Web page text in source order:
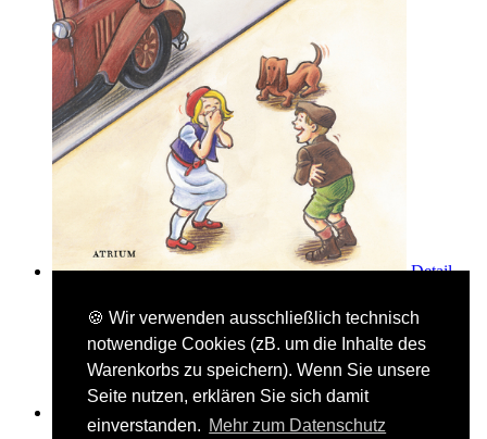
🍪 Wir verwenden ausschließlich technisch
notwendige Cookies (zB. um die Inhalte des
Warenkorbs zu speichern). Wenn Sie unsere
Seite nutzen, erklären Sie sich damit
einverstanden. Mehr zum Datenschutz
Detail -
Isabel Kreitz
Pünktchen und Anton